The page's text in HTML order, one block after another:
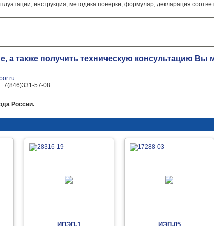
инструкция, методика поверки, формуляр, декларация
а также получить техническую консультацию
57-08
России.